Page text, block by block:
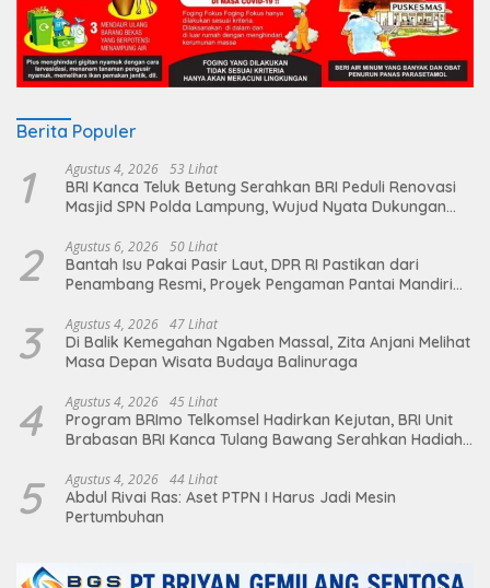
Berita Populer
1 Agustus 4, 2026 53 Lihat
BRI Kanca Teluk Betung Serahkan BRI Peduli Renovasi
Masjid SPN Polda Lampung, Wujud Nyata Dukungan
2 Agustus 6, 2026 50 Lihat
Bantah Isu Pakai Pasir Laut, DPR RI Pastikan dari
Penambang Resmi, Proyek Pengaman Pantai Mandiri
3 Agustus 4, 2026 47 Lihat
Di Balik Kemegahan Ngaben Massal, Zita Anjani Melihat
Masa Depan Wisata Budaya Balinuraga
4 Agustus 4, 2026 45 Lihat
Program BRImo Telkomsel Hadirkan Kejutan, BRI Unit
Brabasan BRI Kanca Tulang Bawang Serahkan Hadiah
5 Agustus 4, 2026 44 Lihat
Abdul Rivai Ras: Aset PTPN I Harus Jadi Mesin
Pertumbuhan